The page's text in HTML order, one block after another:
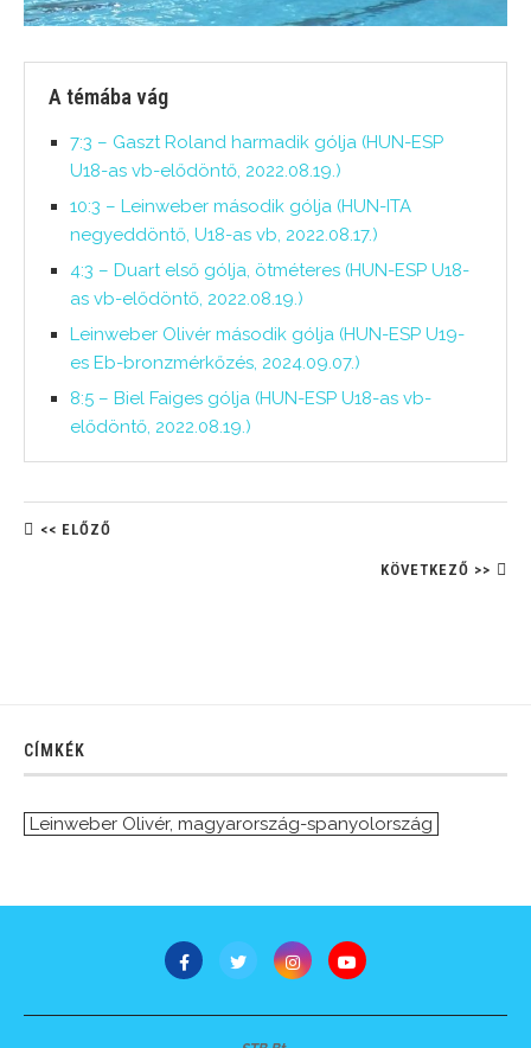
A témába vág
7:3 – Gaszt Roland harmadik gólja (HUN-ESP
U18-as vb-elődöntő, 2022.08.19.)
10:3 – Leinweber második gólja (HUN-ITA
negyeddöntő, U18-as vb, 2022.08.17.)
4:3 – Duart első gólja, ötméteres (HUN-ESP U18-
as vb-elődöntő, 2022.08.19.)
Leinweber Olivér második gólja (HUN-ESP U19-
es Eb-bronzmérkőzés, 2024.09.07.)
8:5 – Biel Faiges gólja (HUN-ESP U18-as vb-
elődöntő, 2022.08.19.)
<< ELŐZŐ
KÖVETKEZŐ >>
CÍMKÉK
Leinweber Olivér, magyarország-spanyolország